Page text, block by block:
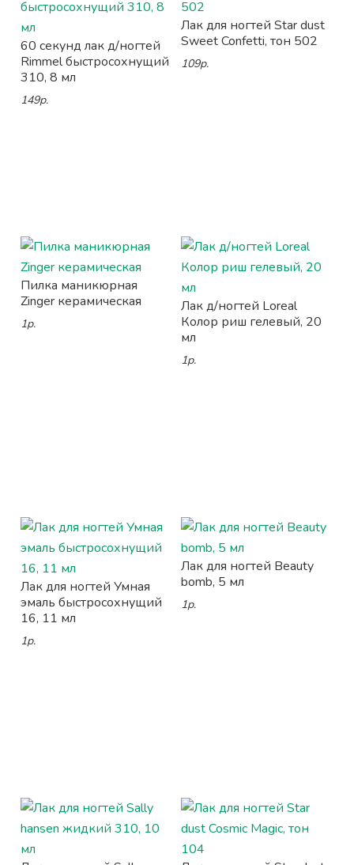
60 секунд лак д/ногтей
Rimmel быстросохнущий
310, 8 мл
149р.
Лак для ногтей Star dust
Sweet Confetti, тон 502
109р.
Пилка маникюрная
Zinger керамическая
1р.
Лак д/ногтей Loreal
Колор риш гелевый, 20
мл
1р.
Лак для ногтей Умная
эмаль быстросохнущий
16, 11 мл
1р.
Лак для ногтей Beauty
bomb, 5 мл
1р.